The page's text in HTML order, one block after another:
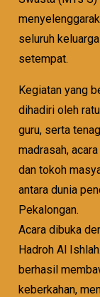
seluruh
setempat.
Kegiatan yang
dihadiri oleh
guru, serta
madrasah,
dan tokoh
antara dunia
Pekalongan.
Acara dibuka
Hadroh Al
berhasil
keberkahan,